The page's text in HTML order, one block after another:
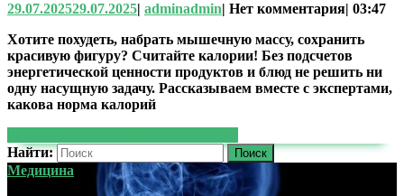
29.07.202529.07.2025| adminadmin| Нет комментария| 03:47
Хотите похудеть, набрать мышечную массу, сохранить
красивую фигуру? Считайте калории! Без подсчетов
энергетической ценности продуктов и блюд не решить ни
одну насущную задачу. Рассказываем вместе с экспертами,
какова норма калорий
Найти:
Медицина